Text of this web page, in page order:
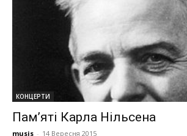
КОНЦЕРТИ
Пам’яті Карла Нільсена
musis - 14 Вересня 2015